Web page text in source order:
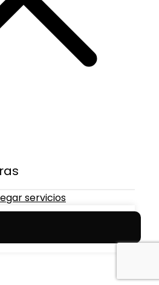
servicios